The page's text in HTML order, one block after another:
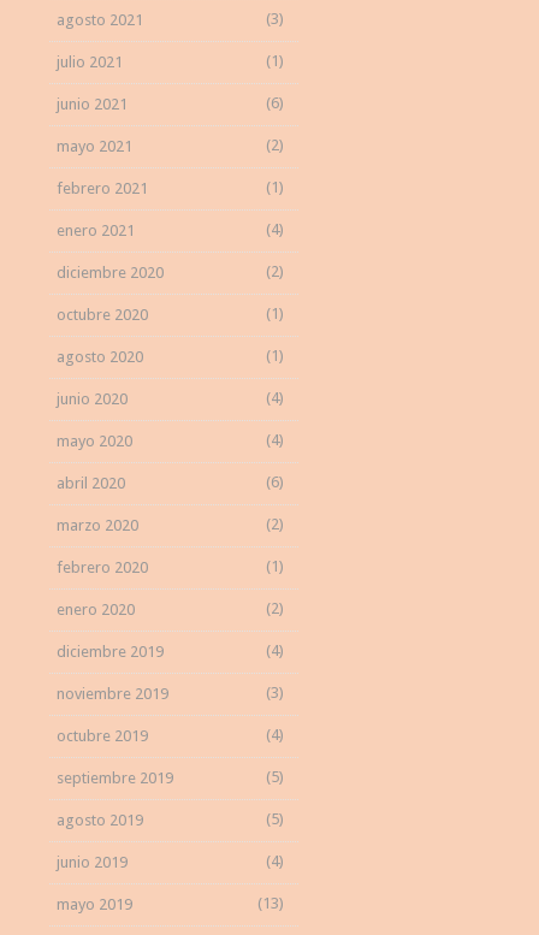
agosto 2021 (3)
julio 2021 (1)
junio 2021 (6)
mayo 2021 (2)
febrero 2021 (1)
enero 2021 (4)
diciembre 2020 (2)
octubre 2020 (1)
agosto 2020 (1)
junio 2020 (4)
mayo 2020 (4)
abril 2020 (6)
marzo 2020 (2)
febrero 2020 (1)
enero 2020 (2)
diciembre 2019 (4)
noviembre 2019 (3)
octubre 2019 (4)
septiembre 2019 (5)
agosto 2019 (5)
junio 2019 (4)
mayo 2019 (13)